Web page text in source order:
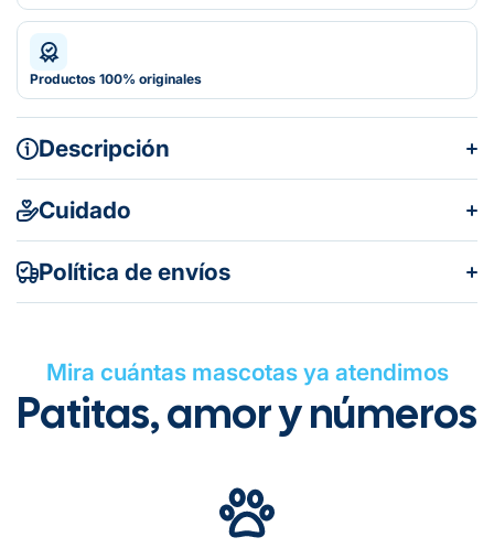
Productos 100% originales
Descripción
Cuidado
Política de envíos
Gratuito en todos los pedidos
Mira cuántas mascotas ya atendimos
Patitas, amor y números